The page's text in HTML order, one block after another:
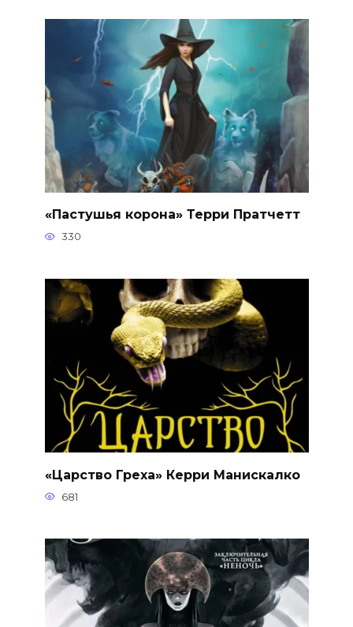
«Пастушья корона» Терри Пратчетт
330
«Царство Греха» Керри Манискалко
681